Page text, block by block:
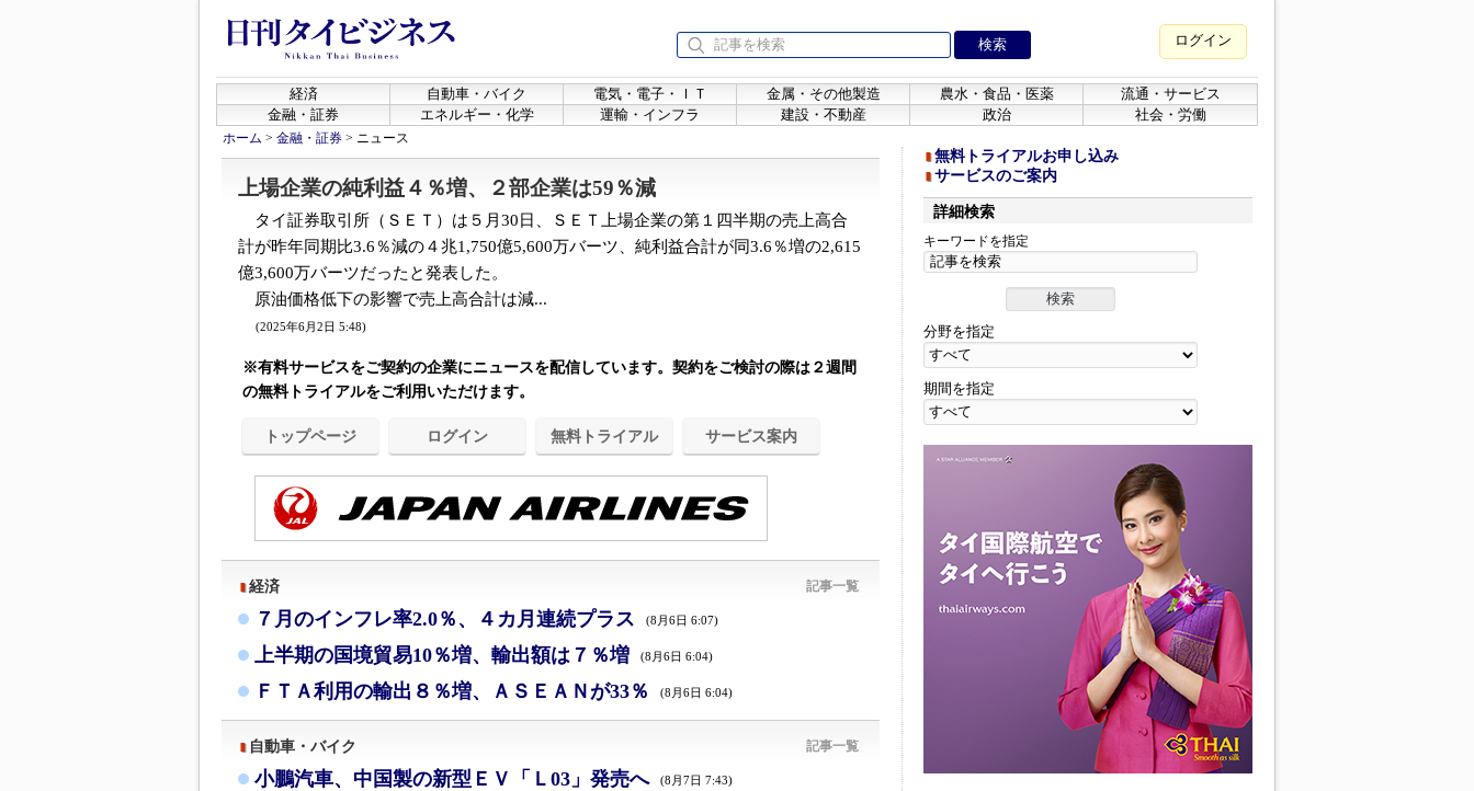
ログイン
経済 自動車・バイク 電気・電子・ＩＴ 金属・その他製造 農水・食品・医薬
流通・サービス
金融・証券
エネルギー・化学 運輸・インフラ 建設・不動産 政治 社会・労働
ホーム > 金融・証券 > ニュース
上場企業の純利益４％増、２部企業は59％減
タイ証券取引所（ＳＥＴ）は５月30日、ＳＥＴ上場企業の第１四半期の売上高合
計が昨年同期比3.6％減の４兆1,750億5,600万バーツ、純利益合計が同3.6％増の2,615
億3,600万バーツだったと発表した。
原油価格低下の影響で売上高合計は減...
(2025年6月2日 5:48)
※有料サービスをご契約の企業にニュースを配信しています。契約をご検討の際は２週間
の無料トライアルをご利用いただけます。
トップページ ログイン 無料トライアル サービス案内
経済 記事一覧
７月のインフレ率2.0％、４カ月連続プラス (8月6日 6:07)
上半期の国境貿易10％増、輸出額は７％増 (8月6日 6:04)
ＦＴＡ利用の輸出８％増、ＡＳＥＡＮが33％ (8月6日 6:04)
自動車・バイク 記事一覧
小鵬汽車、中国製の新型ＥＶ「Ｌ03」発売へ (8月7日 7:43)
無料トライアルお申し込み
サービスのご案内
詳細検索
キーワードを指定
分野を指定
期間を指定